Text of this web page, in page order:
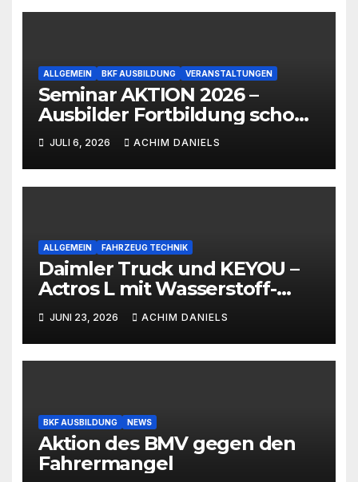
ALLGEMEIN BKF AUSBILDUNG VERANSTALTUNGEN
Seminar AKTION 2026 –
Ausbilder Fortbildung schon
ab 399€!!!
JULI 6, 2026 ACHIM DANIELS
ALLGEMEIN FAHRZEUG TECHNIK
Daimler Truck und KEYOU –
Actros L mit Wasserstoff-
Verbrennermotor
JUNI 23, 2026 ACHIM DANIELS
BKF AUSBILDUNG NEWS
Aktion des BMV gegen den
Fahrermangel